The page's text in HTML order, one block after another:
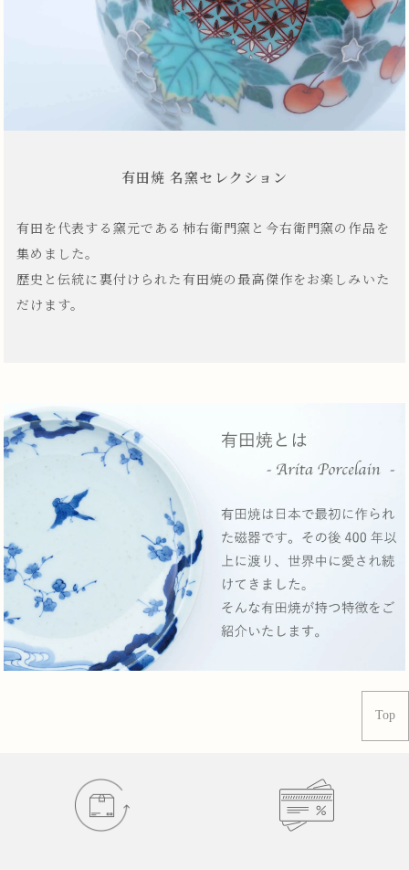
有田焼 名窯セレクション
有田を代表する窯元である柿右衛門窯と今右衛門窯の作品を
集めました。
歴史と伝統に裏付けられた有田焼の最高傑作をお楽しみいた
だけます。
Top